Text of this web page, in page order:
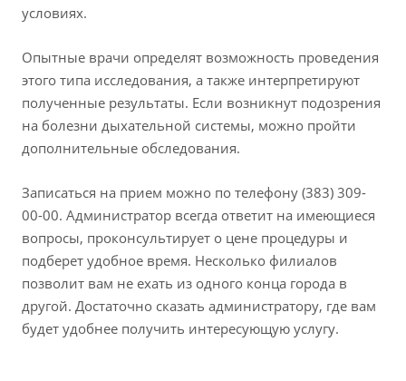
условиях.
Опытные врачи определят возможность проведения
этого типа исследования, а также интерпретируют
полученные результаты. Если возникнут подозрения
на болезни дыхательной системы, можно пройти
дополнительные обследования.
Записаться на прием можно по телефону (383) 309-
00-00. Администратор всегда ответит на имеющиеся
вопросы, проконсультирует о цене процедуры и
подберет удобное время. Несколько филиалов
позволит вам не ехать из одного конца города в
другой. Достаточно сказать администратору, где вам
будет удобнее получить интересующую услугу.